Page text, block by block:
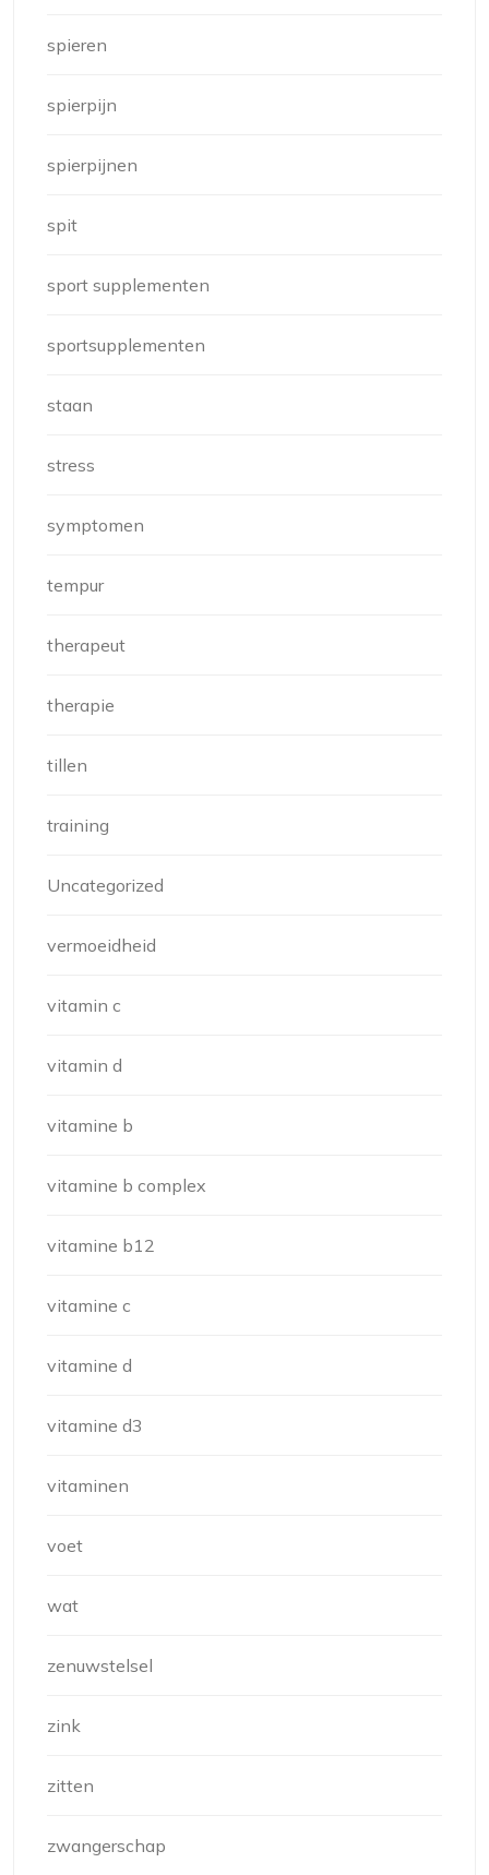
spieren
spierpijn
spierpijnen
spit
sport supplementen
sportsupplementen
staan
stress
symptomen
tempur
therapeut
therapie
tillen
training
Uncategorized
vermoeidheid
vitamin c
vitamin d
vitamine b
vitamine b complex
vitamine b12
vitamine c
vitamine d
vitamine d3
vitaminen
voet
wat
zenuwstelsel
zink
zitten
zwangerschap